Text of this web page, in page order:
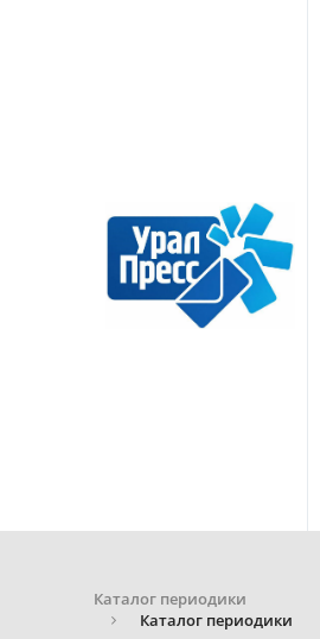
Каталог периодики
Каталог периодики